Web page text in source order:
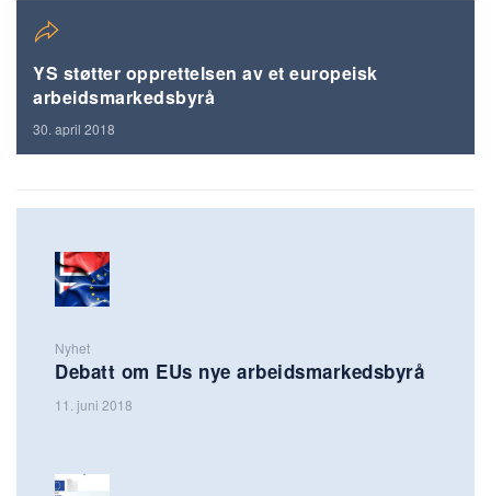
YS støtter opprettelsen av et europeisk
arbeidsmarkedsbyrå
30. april 2018
Nyhet
Debatt om EUs nye arbeidsmarkedsbyrå
11. juni 2018